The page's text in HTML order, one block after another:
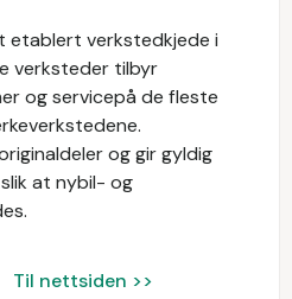
etablert verkstedkjede i
verksteder tilbyr
og servicepå de fleste
og gir gyldig
at nybil- og
Til nettsiden >>